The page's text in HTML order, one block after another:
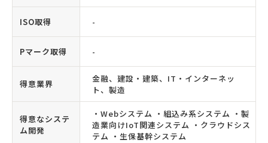
ISO取得 -
Pマーク取得 -
得意業界
金融、建設・建築、IT・インターネッ
ト、製造
得意なシステ
ム開発
・Webシステム ・組込み系システム ・製
造業向けIoT関連システム ・クラウドシス
テム ・生保基幹システム